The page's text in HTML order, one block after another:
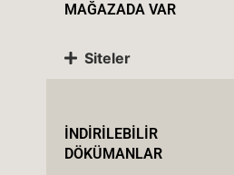
MAĞAZADA VAR
Siteler
İNDİRİLEBİLİR
DÖKÜMANLAR